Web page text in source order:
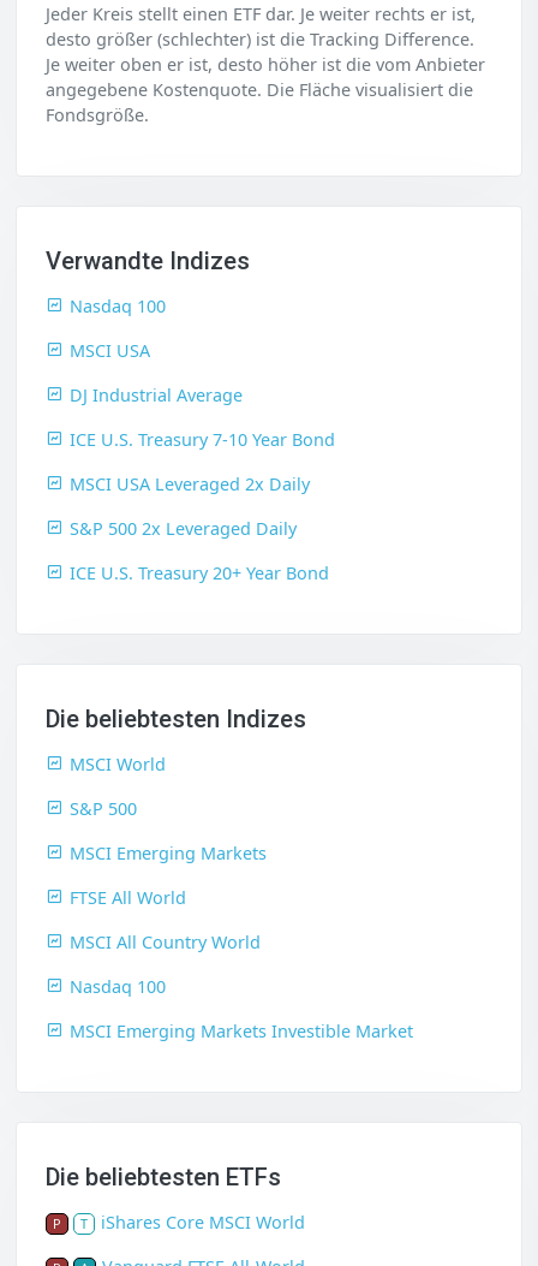
Jeder Kreis stellt einen ETF dar. Je weiter rechts er ist,
desto größer (schlechter) ist die Tracking Difference.
Je weiter oben er ist, desto höher ist die vom Anbieter
angegebene Kostenquote. Die Fläche visualisiert die
Fondsgröße.
Verwandte Indizes
Nasdaq 100
MSCI USA
DJ Industrial Average
ICE U.S. Treasury 7-10 Year Bond
MSCI USA Leveraged 2x Daily
S&P 500 2x Leveraged Daily
ICE U.S. Treasury 20+ Year Bond
Die beliebtesten Indizes
MSCI World
S&P 500
MSCI Emerging Markets
FTSE All World
MSCI All Country World
Nasdaq 100
MSCI Emerging Markets Investible Market
Die beliebtesten ETFs
P T iShares Core MSCI World